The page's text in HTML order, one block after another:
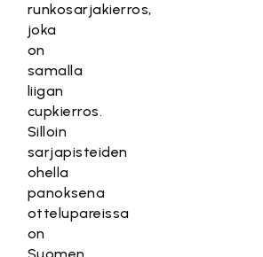
runkosarjakierros,
joka
on
samalla
liigan
cupkierros.
Silloin
sarjapisteiden
ohella
panoksena
ottelupareissa
on